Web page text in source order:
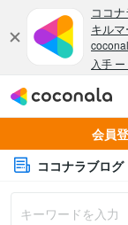
会員
ココナラブログ